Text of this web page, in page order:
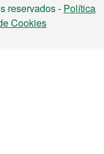
reservados - Política
Cookies